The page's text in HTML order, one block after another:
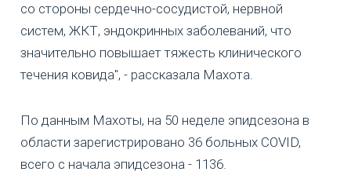
со стороны сердечно-сосудистой, нервной
систем, ЖКТ, эндокринных заболеваний, что
значительно повышает тяжесть клинического
течения ковида", - рассказала Махота.
По данным Махоты, на 50 неделе эпидсезона в
области зарегистрировано 36 больных COVID,
всего с начала эпидсезона - 1136.